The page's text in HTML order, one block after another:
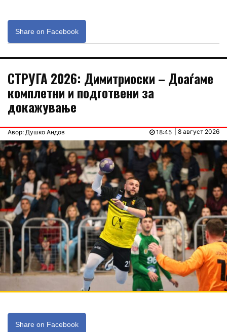
Share on Facebook
СТРУГА 2026: Димитриоски – Доаѓаме
комплетни и подготвени за
докажување
Авор: Душко Андов | 8 август 2026
18:45
Share on Facebook